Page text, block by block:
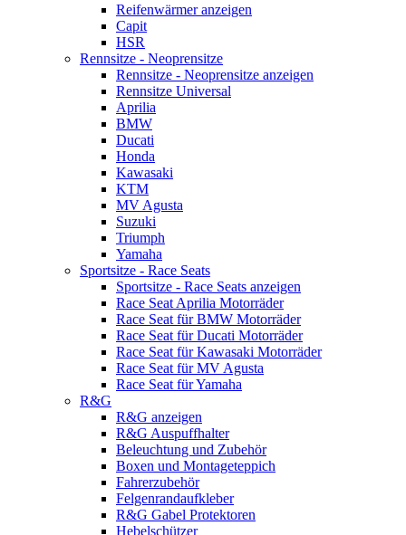
Reifenwärmer anzeigen
Capit
HSR
Rennsitze - Neoprensitze
Rennsitze - Neoprensitze anzeigen
Rennsitze Universal
Aprilia
BMW
Ducati
Honda
Kawasaki
KTM
MV Agusta
Suzuki
Triumph
Yamaha
Sportsitze - Race Seats
Sportsitze - Race Seats anzeigen
Race Seat Aprilia Motorräder
Race Seat für BMW Motorräder
Race Seat für Ducati Motorräder
Race Seat für Kawasaki Motorräder
Race Seat für MV Agusta
Race Seat für Yamaha
R&G
R&G anzeigen
R&G Auspuffhalter
Beleuchtung und Zubehör
Boxen und Montageteppich
Fahrerzubehör
Felgenrandaufkleber
R&G Gabel Protektoren
Hebelschützer